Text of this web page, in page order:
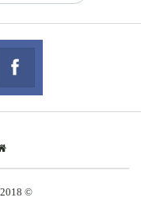
© 2018 - جميع الحقوق محفوظة.